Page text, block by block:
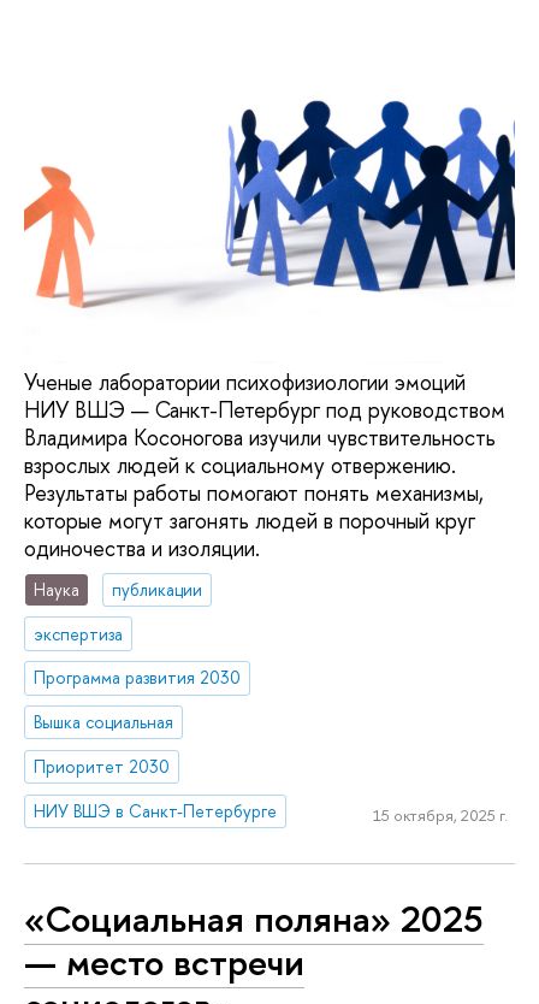
Ученые лаборатории психофизиологии эмоций
НИУ ВШЭ — Санкт-Петербург под руководством
Владимира Косоногова изучили чувствительность
взрослых людей к социальному отвержению.
Результаты работы помогают понять механизмы,
которые могут загонять людей в порочный круг
одиночества и изоляции.
Наука
публикации
экспертиза
Программа развития 2030
Вышка социальная
Приоритет 2030
НИУ ВШЭ в Санкт-Петербурге
15 октября, 2025 г.
«Социальная поляна» 2025
— место встречи